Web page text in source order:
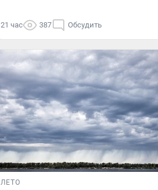
21 час 387 Обсудить
ЛЕТО